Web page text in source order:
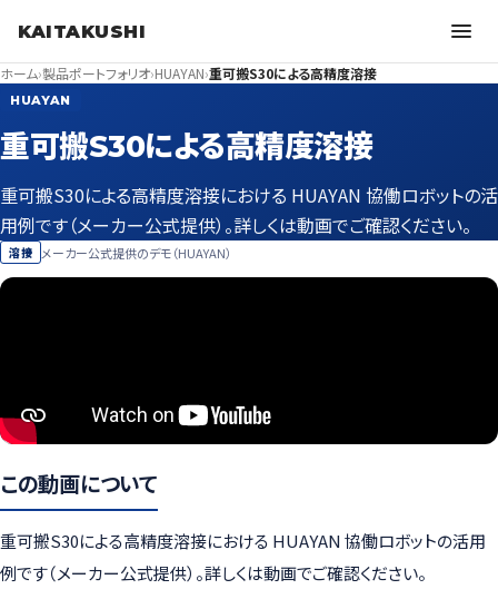
KAITAKUSHI
ホーム›製品ポートフォリオ›HUAYAN›重可搬S30による高精度溶接
HUAYAN
重可搬S30による高精度溶接
重可搬S30による高精度溶接における HUAYAN 協働ロボットの活
用例です（メーカー公式提供）。詳しくは動画でご確認ください。
溶接 メーカー公式提供のデモ（HUAYAN）
この動画について
重可搬S30による高精度溶接における HUAYAN 協働ロボットの活用
例です（メーカー公式提供）。詳しくは動画でご確認ください。